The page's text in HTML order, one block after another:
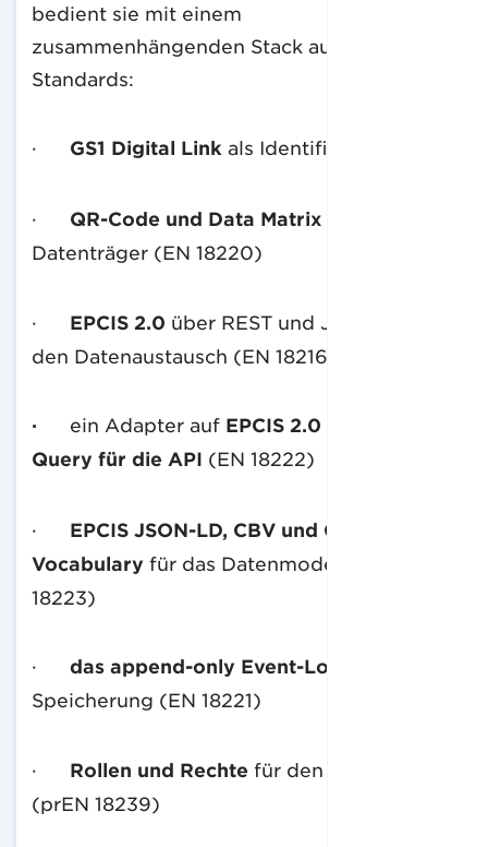
bedient sie mit einem
zusammenhängenden Stack aus etablierten
Standards:
· GS1 Digital Link als Identifier (EN 18219)
· QR-Code und Data Matrix
Datenträger (EN 18220)
· EPCIS 2.0 über REST und JSON-LD für
den Datenaustausch (EN 18216)
· ein Adapter auf EPCIS 2.0 Capture
Query für die API (EN 18222)
· EPCIS JSON-LD, CBV und GS1 Web
Vocabulary für das Datenmodell (EN
18223)
· das append-only Event-Log
Speicherung (EN 18221)
· Rollen und Rechte für den Zugriff
(prEN 18239)